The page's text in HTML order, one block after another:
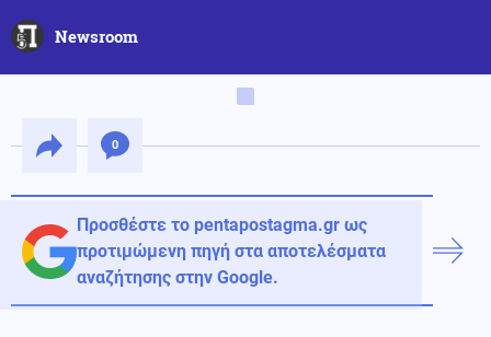
Newsroom
0
Προσθέστε το pentapostagma.gr ως
προτιμώμενη πηγή στα αποτελέσματα
αναζήτησης στην Google.